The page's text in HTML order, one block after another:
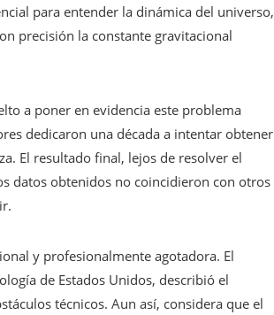
para entender la dinámica del universo,
precisión la constante gravitacional
a poner en evidencia este problema
dedicaron una década a intentar obtener
El resultado final, lejos de resolver el
datos obtenidos no coincidieron con otros
y profesionalmente agotadora. El
de Estados Unidos, describió el
técnicos. Aun así, considera que el